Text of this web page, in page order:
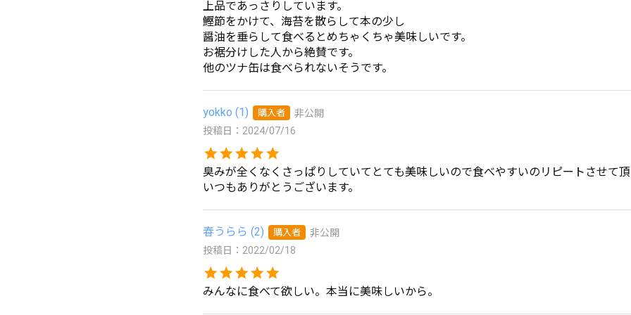
上品であっさりしています。
鰹節をかけて、海苔を散らして本の少し
醤油を垂らして食べるとめちゃくちゃ美味しいです。
お裾分けした人から絶賛です。
他のツナ缶は食べられないそうです。
yokko 1 購入者
非公開
投稿日
2024/07/16
臭みが全くなくさっぱりしていてとても美味しいので食べやすいのリピートさせて頂
春うらら 2 購入者
非公開
投稿日
2022/02/18
みんなに食べて欲しい。本当に美味しいから。